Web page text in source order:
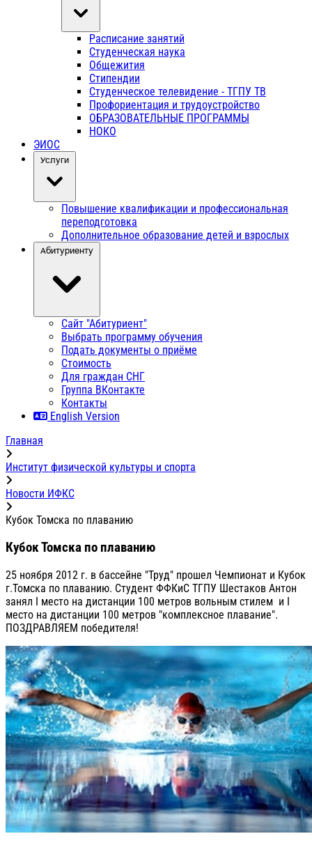
Расписание занятий
Студенческая наука
Общежития
Стипендии
Студенческое телевидение - ТГПУ ТВ
Профориентация и трудоустройство
ОБРАЗОВАТЕЛЬНЫЕ ПРОГРАММЫ
НОКО
ЭИОС
Услуги
Повышение квалификации и профессиональная
переподготовка
Дополнительное образование детей и взрослых
Абитуриенту
Сайт "Абитуриент"
Выбрать программу обучения
Подать документы о приёме
Стоимость
Для граждан СНГ
Группа ВКонтакте
Контакты
English Version
Главная
Институт физической культуры и спорта
Новости ИФКС
Кубок Томска по плаванию
Кубок Томска по плаванию
25 ноября 2012 г. в бассейне "Труд" прошел Чемпионат и Кубок
г.Томска по плаванию. Студент ФФКиС ТГПУ Шестаков Антон
занял I место на дистанции 100 метров вольным стилем и I
место на дистанции 100 метров "комплексное плавание".
ПОЗДРАВЛЯЕМ победителя!